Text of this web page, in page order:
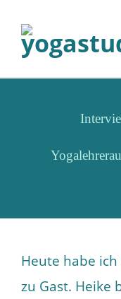
Heute habe
zu Gast. Heike